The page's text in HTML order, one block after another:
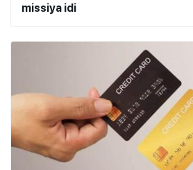
missiya idi